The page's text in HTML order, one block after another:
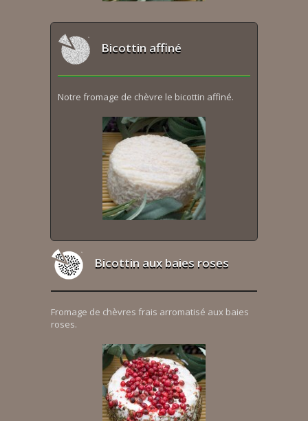
Bicottin affiné
Notre fromage de chèvre le bicottin affiné.
Bicottin aux baies roses
Fromage de chèvres frais arromatisé aux baies
roses.